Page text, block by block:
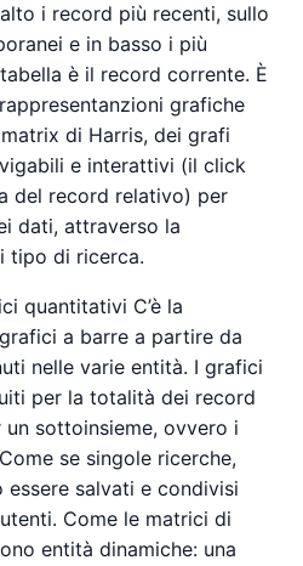
i record più recenti, sullo
e in basso i più
è il record corrente. È
grafiche
di Harris, dei grafi
e interattivi (il click
del record relativo) per
dati, attraverso la
tipo di ricerca.
quantitativi C’è la
a barre a partire da
nelle varie entità. I grafici
per la totalità dei record
un sottoinsieme, ovvero i
se singole ricerche,
salvati e condivisi
Come le matrici di
entità dinamiche: una